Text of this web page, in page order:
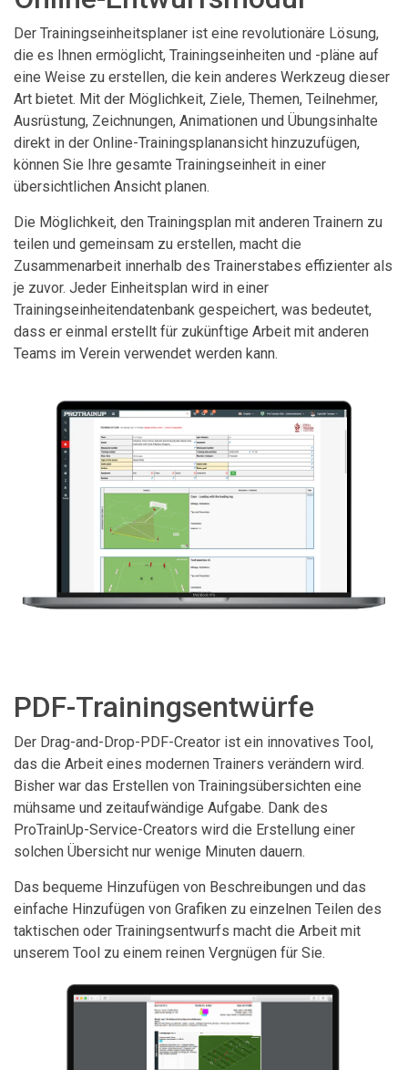
Der Trainingseinheitsplaner ist eine revolutionäre Lösung,
die es Ihnen ermöglicht, Trainingseinheiten und -pläne auf
eine Weise zu erstellen, die kein anderes Werkzeug dieser
Art bietet. Mit der Möglichkeit, Ziele, Themen, Teilnehmer,
Ausrüstung, Zeichnungen, Animationen und Übungsinhalte
direkt in der Online-Trainingsplanansicht hinzuzufügen,
können Sie Ihre gesamte Trainingseinheit in einer
übersichtlichen Ansicht planen.
Die Möglichkeit, den Trainingsplan mit anderen Trainern zu
teilen und gemeinsam zu erstellen, macht die
Zusammenarbeit innerhalb des Trainerstabes effizienter als
je zuvor. Jeder Einheitsplan wird in einer
Trainingseinheitendatenbank gespeichert, was bedeutet,
dass er einmal erstellt für zukünftige Arbeit mit anderen
Teams im Verein verwendet werden kann.
PDF-Trainingsentwürfe
Der Drag-and-Drop-PDF-Creator ist ein innovatives Tool,
das die Arbeit eines modernen Trainers verändern wird.
Bisher war das Erstellen von Trainingsübersichten eine
mühsame und zeitaufwändige Aufgabe. Dank des
ProTrainUp-Service-Creators wird die Erstellung einer
solchen Übersicht nur wenige Minuten dauern.
Das bequeme Hinzufügen von Beschreibungen und das
einfache Hinzufügen von Grafiken zu einzelnen Teilen des
taktischen oder Trainingsentwurfs macht die Arbeit mit
unserem Tool zu einem reinen Vergnügen für Sie.